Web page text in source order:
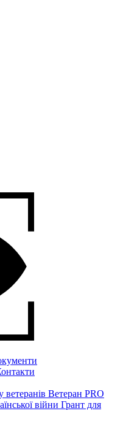
ветеранів Ветеран PRO
війни Грант для